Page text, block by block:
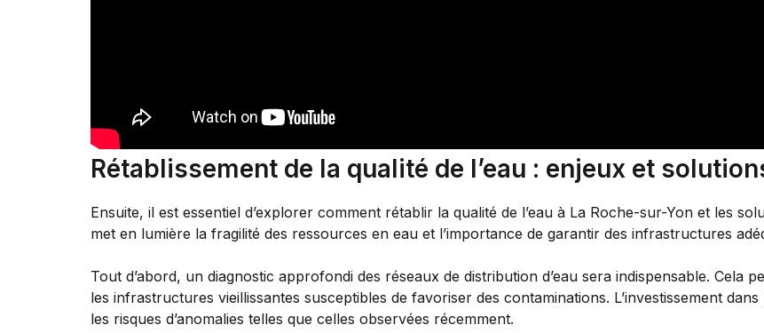
Rétablissement de la qualité de l’eau : enjeux et
Ensuite, il est essentiel d’explorer comment rétablir la qualité de l’eau à La Roche-sur-Yon et les
met en lumière la fragilité des ressources en eau et l’importance de garantir des infrastructures
Tout d’abord, un diagnostic approfondi des réseaux de distribution d’eau sera indispensable. Cela
les infrastructures vieillissantes susceptibles de favoriser des contaminations. L’investissement
les risques d’anomalies telles que celles observées récemment.